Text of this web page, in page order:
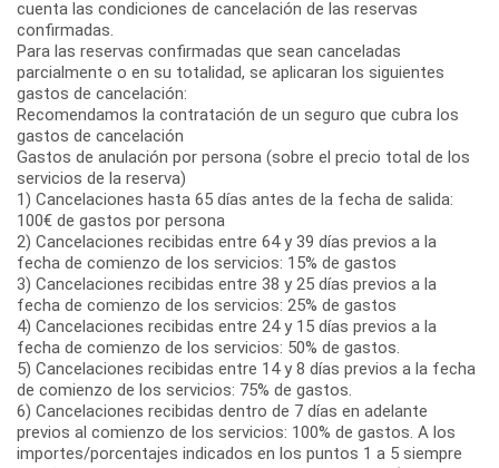
cuenta las condiciones de cancelación de las reservas
confirmadas.
Para las reservas confirmadas que sean canceladas
parcialmente o en su totalidad, se aplicaran los siguientes
gastos de cancelación:
Recomendamos la contratación de un seguro que cubra los
gastos de cancelación
Gastos de anulación por persona (sobre el precio total de los
servicios de la reserva)
1) Cancelaciones hasta 65 días antes de la fecha de salida:
100€ de gastos por persona
2) Cancelaciones recibidas entre 64 y 39 días previos a la
fecha de comienzo de los servicios: 15% de gastos
3) Cancelaciones recibidas entre 38 y 25 días previos a la
fecha de comienzo de los servicios: 25% de gastos
4) Cancelaciones recibidas entre 24 y 15 días previos a la
fecha de comienzo de los servicios: 50% de gastos.
5) Cancelaciones recibidas entre 14 y 8 días previos a la fecha
de comienzo de los servicios: 75% de gastos.
6) Cancelaciones recibidas dentro de 7 días en adelante
previos al comienzo de los servicios: 100% de gastos. A los
importes/porcentajes indicados en los puntos 1 a 5 siempre